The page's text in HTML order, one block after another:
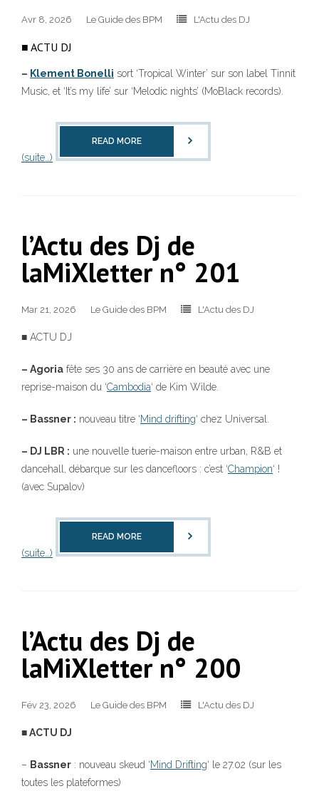
Avr 8, 2026 Le Guide des BPM L'Actu des DJ
■ ACTU DJ
– Klement Bonelli sort ‘Tropical Winter’ sur son label Tinnit
Music, et ‘It’s my life’ sur ‘Melodic nights’ (MoBlack records).
(suite…)
READ MORE
l’Actu des Dj de
laMiXletter n° 201
Mar 21, 2026 Le Guide des BPM L'Actu des DJ
■ ACTU DJ
– Agoria fête ses 30 ans de carrière en beauté avec une
reprise-maison du ‘Cambodia‘ de Kim Wilde.
– Bassner : nouveau titre ‘Mind drifting‘ chez Universal.
– DJ LBR : une nouvelle tuerie-maison entre urban, R&B et
dancehall, débarque sur les dancefloors : c’est ‘Champion‘ !
(avec Supalov)
(suite…)
READ MORE
l’Actu des Dj de
laMiXletter n° 200
Fév 23, 2026 Le Guide des BPM L'Actu des DJ
■ ACTU DJ
– Bassner : nouveau skeud ‘Mind Drifting‘ le 27.02 (sur les
toutes les plateformes)